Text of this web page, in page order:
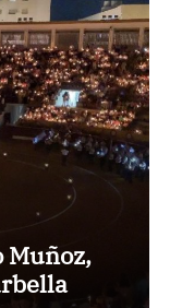
Muñoz,